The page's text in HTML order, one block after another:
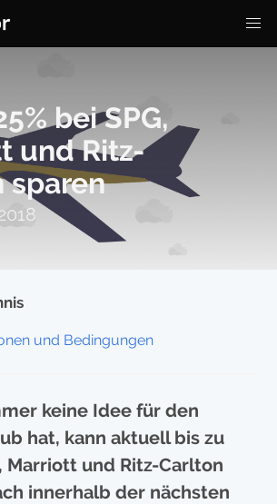
bei SPG,
und Ritz-
sparen
und Bedingungen
keine Idee für den
hat, kann aktuell bis zu
Marriott und Ritz-Carlton
innerhalb der nächsten